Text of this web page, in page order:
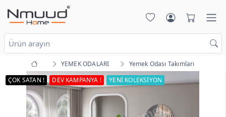
YEMEK ODALARI
Yemek Odası Takımları
ÇOK SATAN !
DEV KAMPANYA ! YENİ KOLEKSİYON